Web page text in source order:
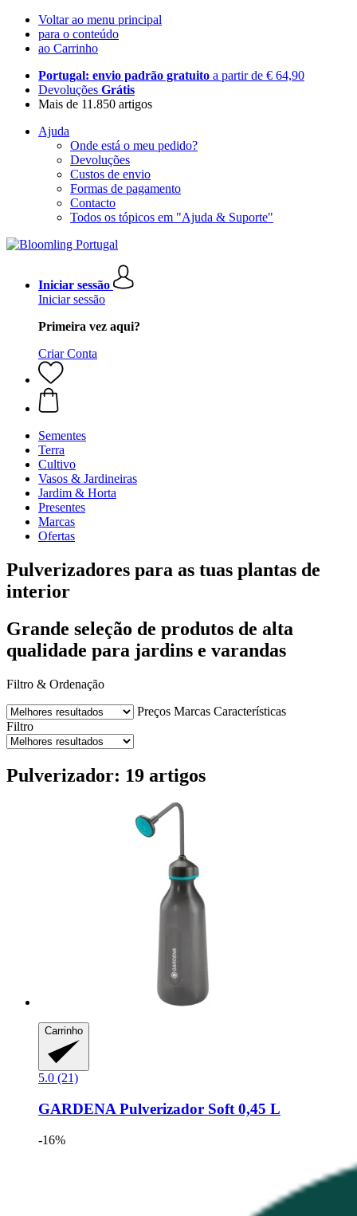
Voltar ao menu principal
para o conteúdo
ao Carrinho
Portugal: envio padrão gratuito a partir de € 64,90
Devoluções Grátis
Mais de 11.850 artigos
Ajuda
Onde está o meu pedido?
Devoluções
Custos de envio
Formas de pagamento
Contacto
Todos os tópicos em "Ajuda & Suporte"
Iniciar sessão
Iniciar sessão
Primeira vez aqui?
Criar Conta
Sementes
Terra
Cultivo
Vasos & Jardineiras
Jardim & Horta
Presentes
Marcas
Ofertas
Pulverizadores para as tuas plantas de
interior
Grande seleção de produtos de alta
qualidade para jardins e varandas
Filtro & Ordenação
Preços Marcas Características
Filtro
Pulverizador: 19 artigos
Carrinho
5.0 (21)
GARDENA Pulverizador Soft 0,45 L
-16%